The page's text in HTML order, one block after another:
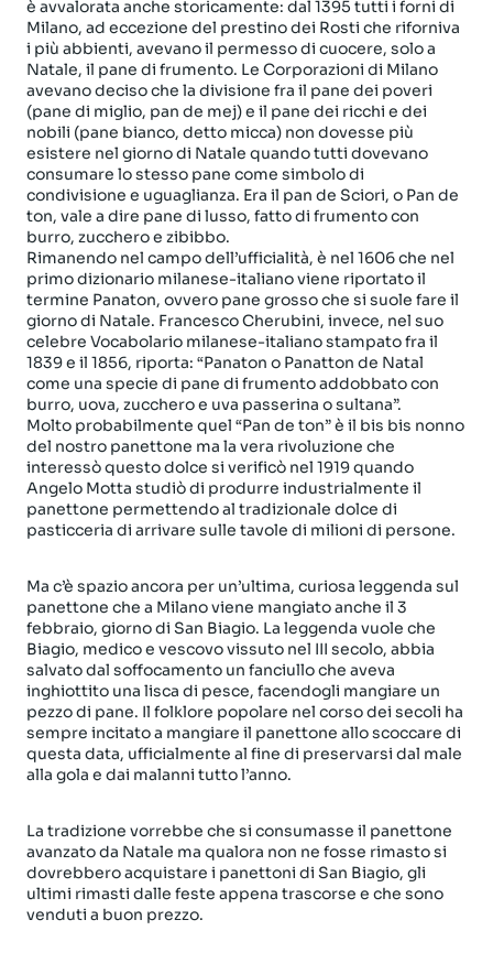
è avvalorata anche storicamente: dal 1395 tutti i forni di
Milano, ad eccezione del prestino dei Rosti che riforniva
i più abbienti, avevano il permesso di cuocere, solo a
Natale, il pane di frumento. Le Corporazioni di Milano
avevano deciso che la divisione fra il pane dei poveri
(pane di miglio, pan de mej) e il pane dei ricchi e dei
nobili (pane bianco, detto micca) non dovesse più
esistere nel giorno di Natale quando tutti dovevano
consumare lo stesso pane come simbolo di
condivisione e uguaglianza. Era il pan de Sciori, o Pan de
ton, vale a dire pane di lusso, fatto di frumento con
burro, zucchero e zibibbo.
Rimanendo nel campo dell’ufficialità, è nel 1606 che nel
primo dizionario milanese-italiano viene riportato il
termine Panaton, ovvero pane grosso che si suole fare il
giorno di Natale. Francesco Cherubini, invece, nel suo
celebre Vocabolario milanese-italiano stampato fra il
1839 e il 1856, riporta: “Panaton o Panatton de Natal
come una specie di pane di frumento addobbato con
burro, uova, zucchero e uva passerina o sultana”.
Molto probabilmente quel “Pan de ton” è il bis bis nonno
del nostro panettone ma la vera rivoluzione che
interessò questo dolce si verificò nel 1919 quando
Angelo Motta studiò di produrre industrialmente il
panettone permettendo al tradizionale dolce di
pasticceria di arrivare sulle tavole di milioni di persone.
Ma c’è spazio ancora per un’ultima, curiosa leggenda sul
panettone che a Milano viene mangiato anche il 3
febbraio, giorno di San Biagio. La leggenda vuole che
Biagio, medico e vescovo vissuto nel III secolo, abbia
salvato dal soffocamento un fanciullo che aveva
inghiottito una lisca di pesce, facendogli mangiare un
pezzo di pane. Il folklore popolare nel corso dei secoli ha
sempre incitato a mangiare il panettone allo scoccare di
questa data, ufficialmente al fine di preservarsi dal male
alla gola e dai malanni tutto l’anno.
La tradizione vorrebbe che si consumasse il panettone
avanzato da Natale ma qualora non ne fosse rimasto si
dovrebbero acquistare i panettoni di San Biagio, gli
ultimi rimasti dalle feste appena trascorse e che sono
venduti a buon prezzo.